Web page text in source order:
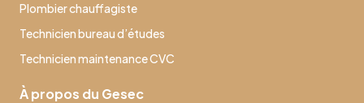
Plombier chauffagiste
Technicien bureau d’études
Technicien maintenance CVC
À propos du Gesec